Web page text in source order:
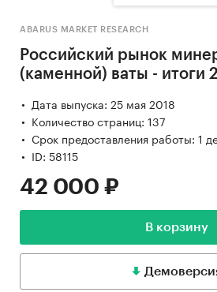
ABARUS MARKET RESEARCH
Российский рынок
(каменной) ваты - итоги
Дата выпуска: 25 мая 2018
Количество страниц: 137
Срок предоставления работы: 1
ID: 58115
42 000 ₽
В корзину